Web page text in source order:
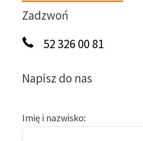
Zadzwoń
52 326 00 81
Napisz do nas
Imię i nazwisko